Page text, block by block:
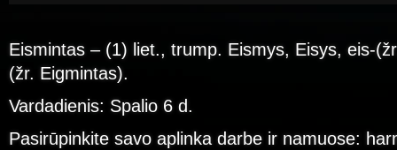
Eismintas – (1) liet., trump. Eismys, Eisys, eis-
(žr. Eigmintas).
Vardadienis: Spalio 6 d.
Pasirūpinkite savo aplinka darbe ir namuose: